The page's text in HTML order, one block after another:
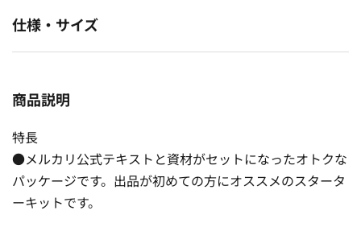
仕様・サイズ
商品説明
特長
●メルカリ公式テキストと資材がセットになったオトクな
パッケージです。出品が初めての方にオススメのスタータ
ーキットです。